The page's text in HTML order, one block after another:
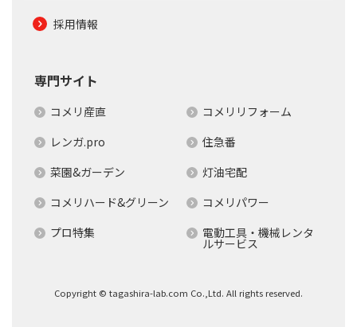
採用情報
専門サイト
コメリ産直
コメリリフォーム
レンガ.pro
住急番
菜園&ガーデン
灯油宅配
コメリハード&グリーン
コメリパワー
プロ特集
電動工具・機械レンタ
ルサービス
Copyright © tagashira-lab.com Co.,Ltd. All rights reserved.